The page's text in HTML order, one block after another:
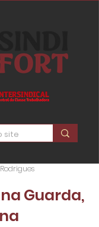
Guarda,